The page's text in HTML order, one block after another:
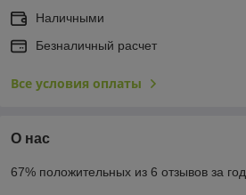
Наличными
Безналичный расчет
Все условия оплаты
О нас
67% положительных из 6 отзывов за год